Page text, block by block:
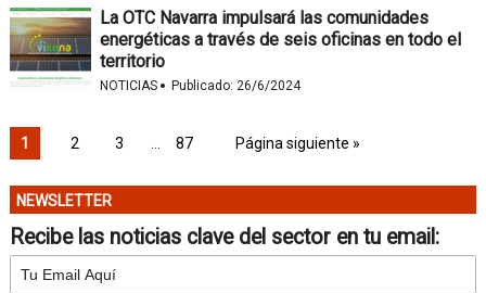
La OTC Navarra impulsará las comunidades
energéticas a través de seis oficinas en todo el
territorio
NOTICIAS · Publicado: 26/6/2024
1 2 3 87 Página siguiente »
NEWSLETTER
Recibe las noticias clave del sector en tu email: